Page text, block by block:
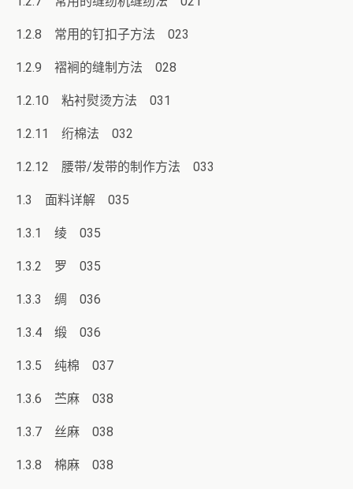
1.2.8 常用的钉扣子方法 023
1.2.9 褶裥的缝制方法 028
1.2.10 粘衬熨烫方法 031
1.2.11 绗棉法 032
1.2.12 腰带/发带的制作方法 033
1.3 面料详解 035
1.3.1 绫 035
1.3.2 罗 035
1.3.3 绸 036
1.3.4 缎 036
1.3.5 纯棉 037
1.3.6 苎麻 038
1.3.7 丝麻 038
1.3.8 棉麻 038